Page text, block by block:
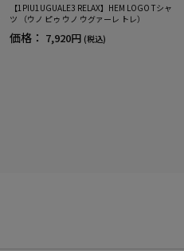
【1PIU1UGUALE3 RELAX】HEM LOGO Tシャ
ツ （ウノ ピゥ ウノ ウグァーレ トレ）
価格： 7,920円 (税込)